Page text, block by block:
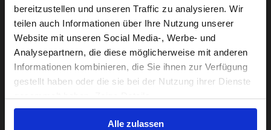
bereitzustellen und unseren Traffic zu analysieren. Wir
teilen auch Informationen über Ihre Nutzung unserer
Website mit unseren Social Media-, Werbe- und
Analysepartnern, die diese möglicherweise mit anderen
Informationen kombinieren, die Sie ihnen zur Verfügung
gestellt haben oder die sie bei der Nutzung ihrer Dienste
Alle zulassen
For a better experience, please visit our:
US website
No, stay here